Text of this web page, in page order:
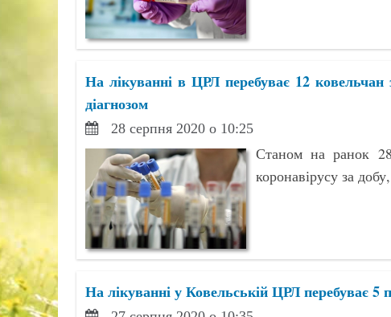
На лікуванні в ЦРЛ перебуває 12
діагнозом
28 серпня 2020 о 10:25
Станом на ранок
коронавірусу за
На лікуванні у Ковельській ЦРЛ перебуває 5